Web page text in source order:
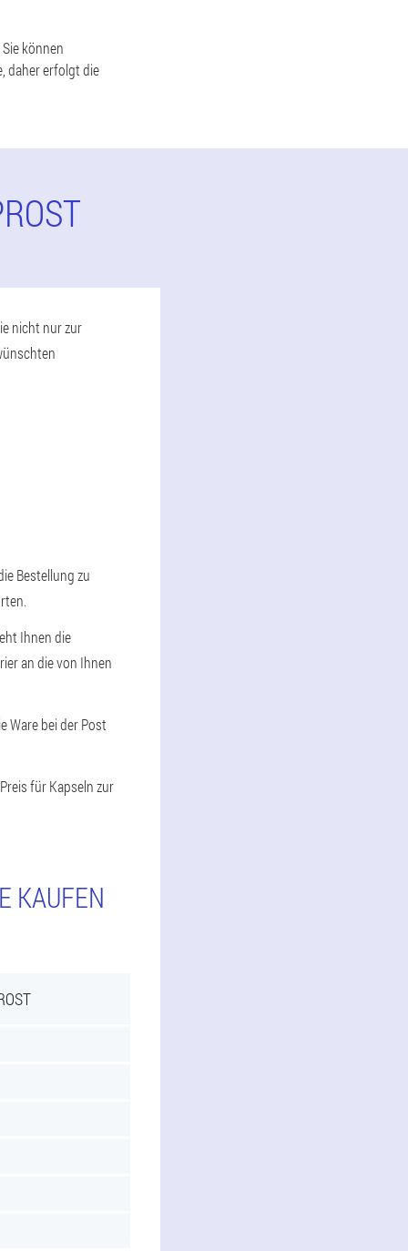
können
daher erfolgt die
nicht nur zur
Bestellung zu
Ihnen die
an die von Ihnen
Ware bei der Post
für Kapseln zur
KAUFEN